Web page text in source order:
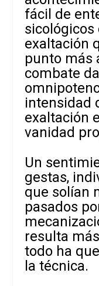
fácil de
sicológicos
exaltación
punto más
combate
intensidad
exaltación
vanidad
Un
gestas,
que solían
pasados
resulta
todo ha
la técnica.